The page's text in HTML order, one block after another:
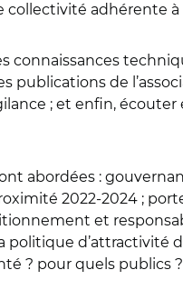
adhérente à
connaissances
de
; et enfin, écouter
abordées :
2022-2024 ;
et
d’attractivité
? pour quels publics